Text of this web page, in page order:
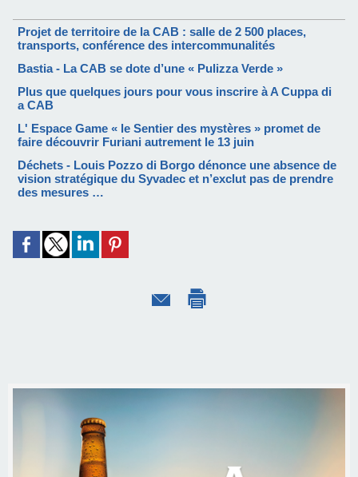
Projet de territoire de la CAB : salle de 2 500 places,
transports, conférence des intercommunalités
Bastia - La CAB se dote d’une « Pulizza Verde »
Plus que quelques jours pour vous inscrire à A Cuppa di
a CAB
L' Espace Game « le Sentier des mystères » promet de
faire découvrir Furiani autrement le 13 juin
Déchets - Louis Pozzo di Borgo dénonce une absence de
vision stratégique du Syvadec et n’exclut pas de prendre
des mesures …